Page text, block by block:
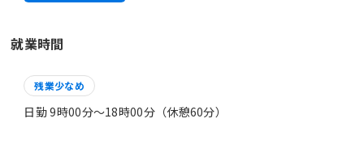
就業時間
残業少なめ
日勤 9時00分〜18時00分（休憩60分）